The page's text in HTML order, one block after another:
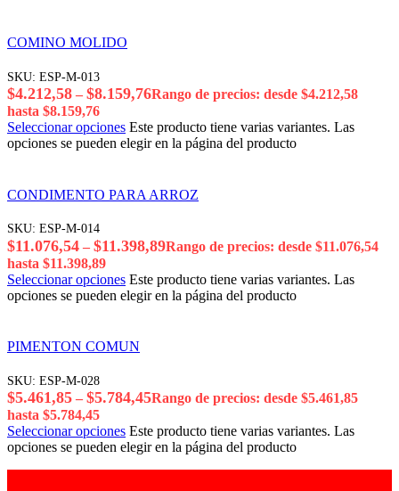
COMINO MOLIDO
SKU: ESP-M-013
$4.212,58 – $8.159,76Rango de precios: desde $4.212,58
hasta $8.159,76
Seleccionar opciones Este producto tiene varias variantes. Las
opciones se pueden elegir en la página del producto
CONDIMENTO PARA ARROZ
SKU: ESP-M-014
$11.076,54 – $11.398,89Rango de precios: desde $11.076,54
hasta $11.398,89
Seleccionar opciones Este producto tiene varias variantes. Las
opciones se pueden elegir en la página del producto
PIMENTON COMUN
SKU: ESP-M-028
$5.461,85 – $5.784,45Rango de precios: desde $5.461,85
hasta $5.784,45
Seleccionar opciones Este producto tiene varias variantes. Las
opciones se pueden elegir en la página del producto